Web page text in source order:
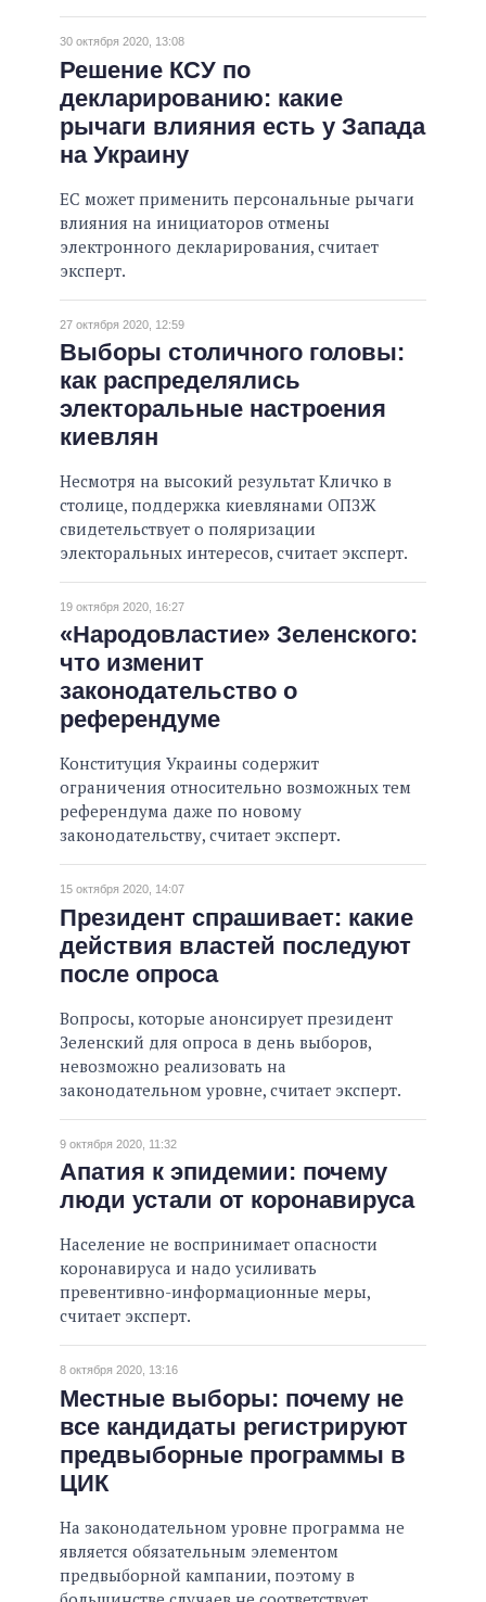
30 октября 2020, 13:08
Решение КСУ по
декларированию: какие
рычаги влияния есть у Запада
на Украину
ЕС может применить персональные рычаги
влияния на инициаторов отмены
электронного декларирования, считает
эксперт.
27 октября 2020, 12:59
Выборы столичного головы:
как распределялись
электоральные настроения
киевлян
Несмотря на высокий результат Кличко в
столице, поддержка киевлянами ОПЗЖ
свидетельствует о поляризации
электоральных интересов, считает эксперт.
19 октября 2020, 16:27
«Народовластие» Зеленского:
что изменит
законодательство о
референдуме
Конституция Украины содержит
ограничения относительно возможных тем
референдума даже по новому
законодательству, считает эксперт.
15 октября 2020, 14:07
Президент спрашивает: какие
действия властей последуют
после опроса
Вопросы, которые анонсирует президент
Зеленский для опроса в день выборов,
невозможно реализовать на
законодательном уровне, считает эксперт.
9 октября 2020, 11:32
Апатия к эпидемии: почему
люди устали от коронавируса
Население не воспринимает опасности
коронавируса и надо усиливать
превентивно-информационные меры,
считает эксперт.
8 октября 2020, 13:16
Местные выборы: почему не
все кандидаты регистрируют
предвыборные программы в
ЦИК
На законодательном уровне программа не
является обязательным элементом
предвыборной кампании, поэтому в